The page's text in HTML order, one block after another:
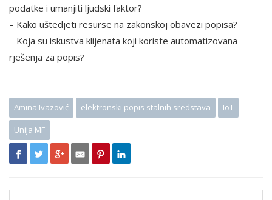
podatke i umanjiti ljudski faktor?
– Kako uštedjeti resurse na zakonskoj obavezi popisa?
– Koja su iskustva klijenata koji koriste automatizovana
rješenja za popis?
Amina Ivazović elektronski popis stalnih sredstava IoT
Unija MF